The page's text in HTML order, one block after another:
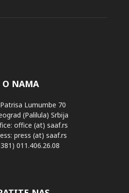
O NAMA
Lumumbe 70
(Palilula) Srbija
office (at) saaf.rs
press (at) saaf.rs
011.406.26.08